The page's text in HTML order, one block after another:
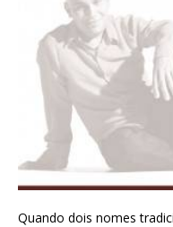
Quando dois nomes